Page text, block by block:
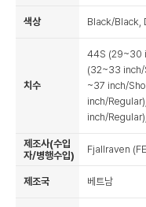
색상 Black/Black,
치수
44S (29~30
(32~33
~37 inch/
inch/
inch/
제조사(수입
자/병행수입)
Fjallraven
제조국 베트남